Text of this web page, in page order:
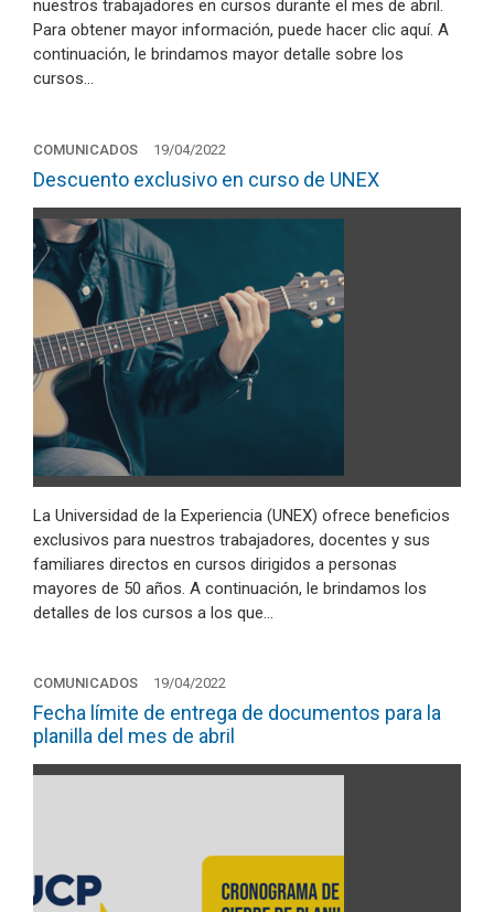
nuestros trabajadores en cursos durante el mes de abril.
Para obtener mayor información, puede hacer clic aquí. A
continuación, le brindamos mayor detalle sobre los
cursos…
COMUNICADOS 19/04/2022
Descuento exclusivo en curso de UNEX
La Universidad de la Experiencia (UNEX) ofrece beneficios
exclusivos para nuestros trabajadores, docentes y sus
familiares directos en cursos dirigidos a personas
mayores de 50 años. A continuación, le brindamos los
detalles de los cursos a los que…
COMUNICADOS 19/04/2022
Fecha límite de entrega de documentos para la
planilla del mes de abril